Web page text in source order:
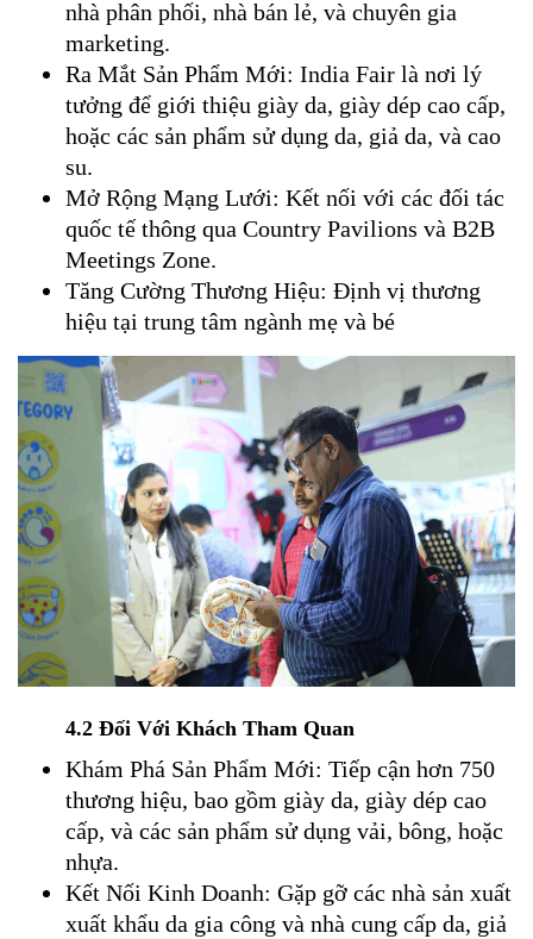
nhà phân phối, nhà bán lẻ, và chuyên gia
marketing.
Ra Mắt Sản Phẩm Mới: India Fair là nơi lý
tưởng để giới thiệu giày da, giày dép cao cấp,
hoặc các sản phẩm sử dụng da, giả da, và cao
su.
Mở Rộng Mạng Lưới: Kết nối với các đối tác
quốc tế thông qua Country Pavilions và B2B
Meetings Zone.
Tăng Cường Thương Hiệu: Định vị thương
hiệu tại trung tâm ngành mẹ và bé
4.2 Đối Với Khách Tham Quan
Khám Phá Sản Phẩm Mới: Tiếp cận hơn 750
thương hiệu, bao gồm giày da, giày dép cao
cấp, và các sản phẩm sử dụng vải, bông, hoặc
nhựa.
Kết Nối Kinh Doanh: Gặp gỡ các nhà sản xuất
xuất khẩu da gia công và nhà cung cấp da, giả